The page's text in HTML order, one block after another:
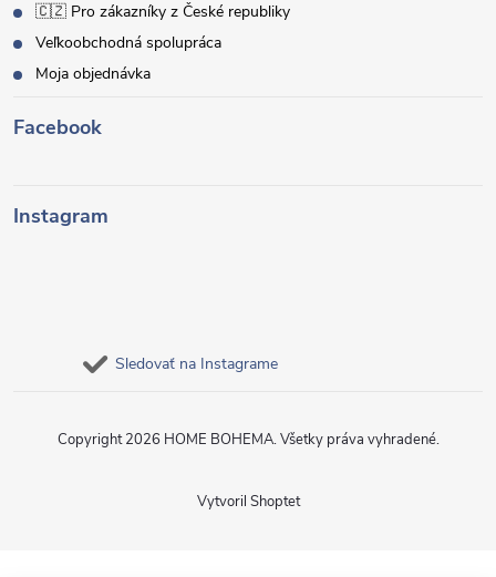
🇨🇿 Pro zákazníky z České republiky
Veľkoobchodná spolupráca
Moja objednávka
Facebook
Instagram
Sledovať na Instagrame
Vytvoril Shoptet
Copyright 2026 HOME BOHEMA. Všetky práva vyhradené.